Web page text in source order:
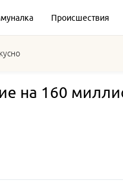
Происшествия
на 160